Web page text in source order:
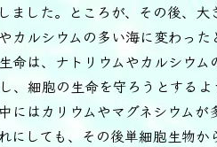
ました。ところが、その後、大
ルシウムの多い海に変わった
は、ナトリウムやカルシウム
、細胞の生命を守ろうとする
はカリウムやマグネシウムが
にしても、その後単細胞生物